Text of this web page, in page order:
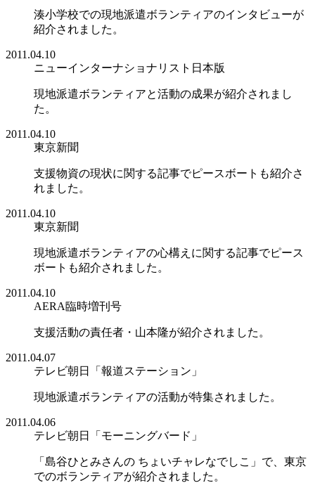
湊小学校での現地派遣ボランティアのインタビューが
紹介されました。
2011.04.10
ニューインターナショナリスト日本版
現地派遣ボランティアと活動の成果が紹介されまし
た。
2011.04.10
東京新聞
支援物資の現状に関する記事でピースボートも紹介さ
れました。
2011.04.10
東京新聞
現地派遣ボランティアの心構えに関する記事でピース
ボートも紹介されました。
2011.04.10
AERA臨時増刊号
支援活動の責任者・山本隆が紹介されました。
2011.04.07
テレビ朝日「報道ステーション」
現地派遣ボランティアの活動が特集されました。
2011.04.06
テレビ朝日「モーニングバード」
「島谷ひとみさんの ちょいチャレなでしこ」で、東京
でのボランティアが紹介されました。